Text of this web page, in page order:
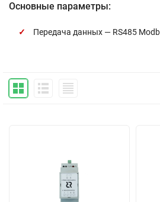
Основные параметры:
Передача данных — RS485